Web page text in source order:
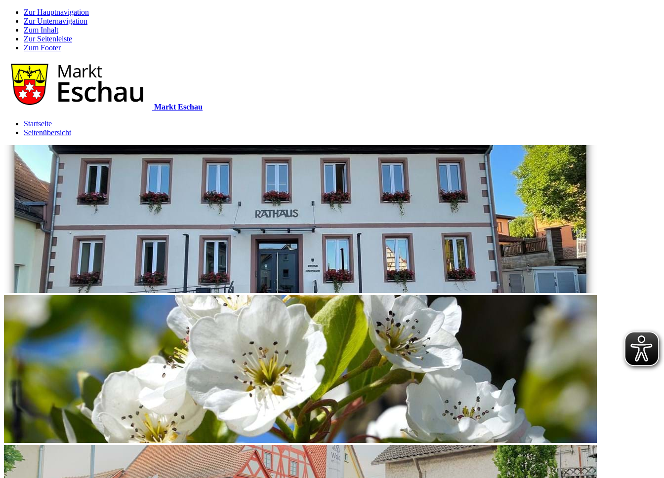
Zur Hauptnavigation
Zur Unternavigation
Zum Inhalt
Zur Seitenleiste
Zum Footer
Markt Eschau
Startseite
Seitenübersicht